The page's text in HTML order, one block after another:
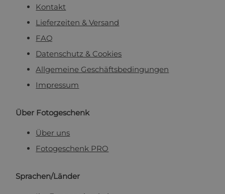
Kontakt
Lieferzeiten & Versand
FAQ
Datenschutz & Cookies
Allgemeine Geschäftsbedingungen
Impressum
Über Fotogeschenk
Über uns
Fotogeschenk PRO
Sprachen/Länder